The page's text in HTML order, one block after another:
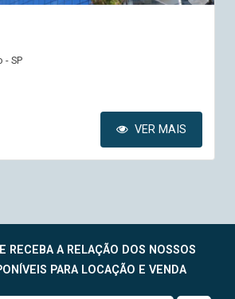
- SP
VER MAIS
RECEBA A RELAÇÃO DOS NOSSOS
PARA LOCAÇÃO E VENDA